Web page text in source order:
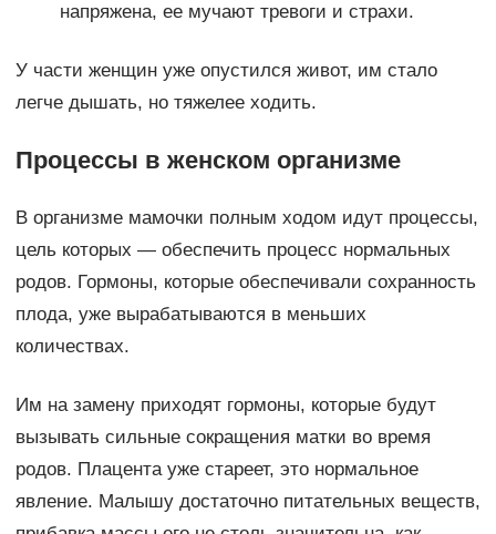
напряжена, ее мучают тревоги и страхи.
У части женщин уже опустился живот, им стало
легче дышать, но тяжелее ходить.
Процессы в женском организме
В организме мамочки полным ходом идут процессы,
цель которых — обеспечить процесс нормальных
родов. Гормоны, которые обеспечивали сохранность
плода, уже вырабатываются в меньших
количествах.
Им на замену приходят гормоны, которые будут
вызывать сильные сокращения матки во время
родов. Плацента уже стареет, это нормальное
явление. Малышу достаточно питательных веществ,